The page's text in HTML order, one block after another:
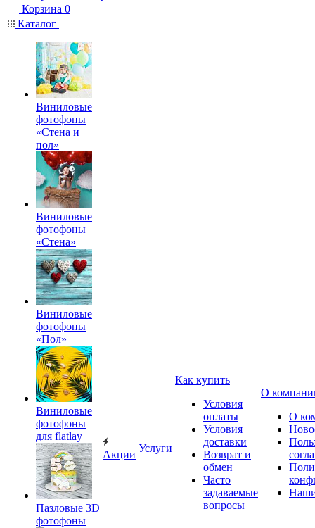
Корзина 0
Каталог
Виниловые
фотофоны
«Стена и
пол»
Виниловые
фотофоны
«Стена»
Виниловые
фотофоны
«Пол»
Виниловые
фотофоны
для flatlay
Пазловые 3D
фотофоны
Акции
Услуги
Как купить
Условия
оплаты
Условия
доставки
Возврат и
обмен
Часто
задаваемые
вопросы
О
О